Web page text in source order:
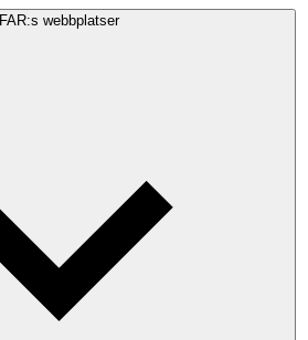
FAR:s webbplatser